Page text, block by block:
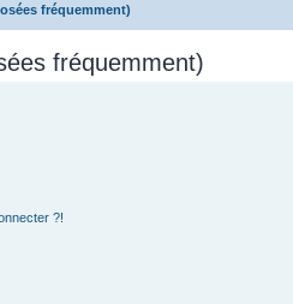
fréquemment)
fréquemment)
?!